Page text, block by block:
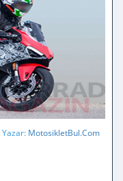
Yazar: MotosikletBul.Com